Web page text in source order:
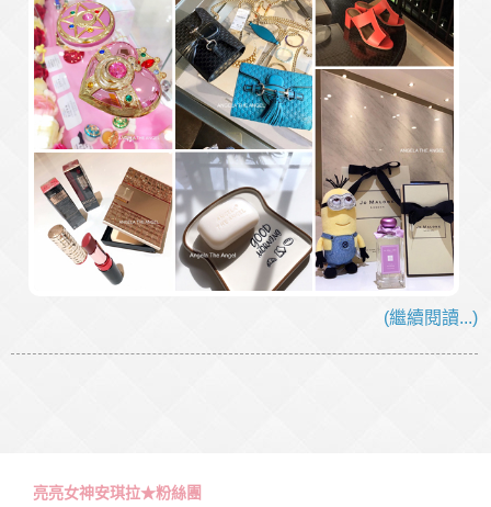
(繼續閱讀...)
亮亮女神安琪拉★粉絲團